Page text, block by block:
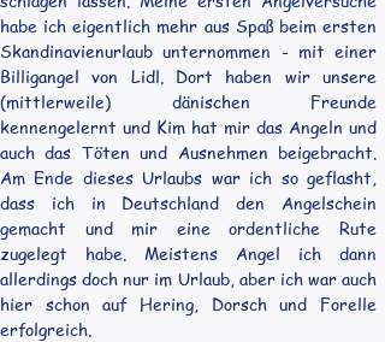
habe ich eigentlich mehr aus Spaß beim ersten
Skandinavienurlaub unternommen - mit einer
Billigangel von Lidl. Dort haben wir unsere
(mittlerweile) dänischen Freunde
kennengelernt und Kim hat mir das Angeln und
auch das Töten und Ausnehmen beigebracht.
Am Ende dieses Urlaubs war ich so geflasht,
dass ich in Deutschland den Angelschein
gemacht und mir eine ordentliche Rute
zugelegt habe. Meistens Angel ich dann
allerdings doch nur im Urlaub, aber ich war auch
hier schon auf Hering, Dorsch und Forelle
erfolgreich.